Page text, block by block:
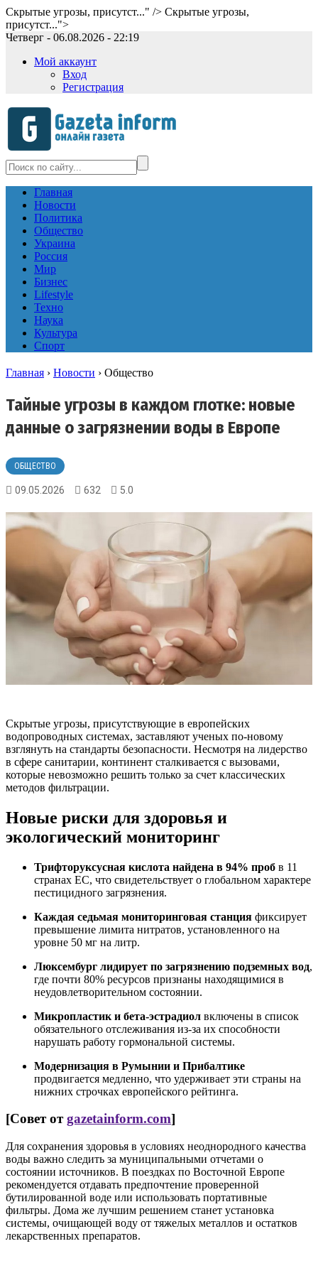
Скрытые угрозы, присутст..." /> Скрытые угрозы,
присутст...">
Четверг - 06.08.2026 - 22:19
Мой аккаунт
Вход
Регистрация
Главная
Новости
Политика
Общество
Украина
Россия
Мир
Бизнес
Lifestyle
Техно
Наука
Культура
Спорт
Главная › Новости › Общество
Тайные угрозы в каждом глотке: новые
данные о загрязнении воды в Европе
ОБЩЕСТВО
09.05.2026 632 5.0
Скрытые угрозы, присутствующие в европейских
водопроводных системах, заставляют ученых по-новому
взглянуть на стандарты безопасности. Несмотря на лидерство
в сфере санитарии, континент сталкивается с вызовами,
которые невозможно решить только за счет классических
методов фильтрации.
Новые риски для здоровья и
экологический мониторинг
Трифторуксусная кислота найдена в 94% проб в 11
странах ЕС, что свидетельствует о глобальном характере
пестицидного загрязнения.
Каждая седьмая мониторинговая станция фиксирует
превышение лимита нитратов, установленного на
уровне 50 мг на литр.
Люксембург лидирует по загрязнению подземных вод,
где почти 80% ресурсов признаны находящимися в
неудовлетворительном состоянии.
Микропластик и бета-эстрадиол включены в список
обязательного отслеживания из-за их способности
нарушать работу гормональной системы.
Модернизация в Румынии и Прибалтике
продвигается медленно, что удерживает эти страны на
нижних строчках европейского рейтинга.
[Совет отgazetainform.com]
Для сохранения здоровья в условиях неоднородного качества
воды важно следить за муниципальными отчетами о
состоянии источников. В поездках по Восточной Европе
рекомендуется отдавать предпочтение проверенной
бутилированной воде или использовать портативные
фильтры. Дома же лучшим решением станет установка
системы, очищающей воду от тяжелых металлов и остатков
лекарственных препаратов.